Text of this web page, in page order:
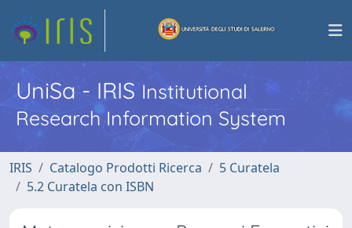
UniSa - IRISInstitutional
Research Information System
IRIS Catalogo Prodotti Ricerca
5 Curatela
5.2 Curatela con ISBN